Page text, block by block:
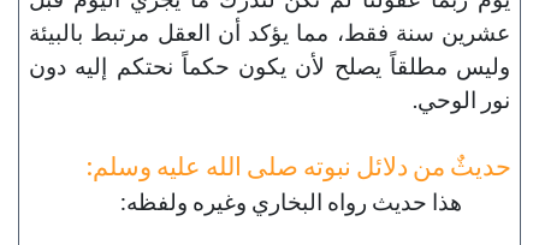
عشرين سنة فقط، مما يؤكد أن العقل مرتبط بالبيئة
وليس مطلقاً يصلح لأن يكون حكماً نحتكم إليه دون
نور الوحي.
حديثٌ من دلائل نبوته صلى الله عليه وسلم:
هذا حديث رواه البخاري وغيره ولفظه: